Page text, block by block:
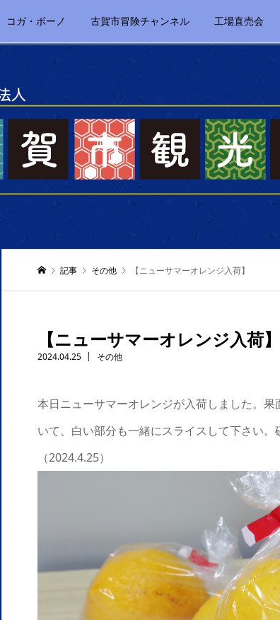
コガ・ボーノ 古賀市冒険チャンネル 工場直売会
記事 その他 【ニューサマーオレンジ入荷】
【ニューサマーオレンジ入荷】
2024.04.25 その他
本日ニューサマーオレンジが入荷しました。
いて、白い部分も一緒にスライスして下さい。
（2024.4.25）